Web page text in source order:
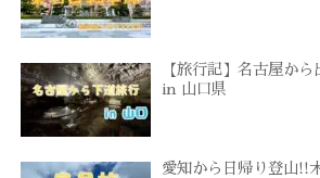
【旅行記】名古屋か
in 山口県
愛知から日帰り登山!!